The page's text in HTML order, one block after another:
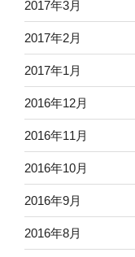
2017年3月
2017年2月
2017年1月
2016年12月
2016年11月
2016年10月
2016年9月
2016年8月